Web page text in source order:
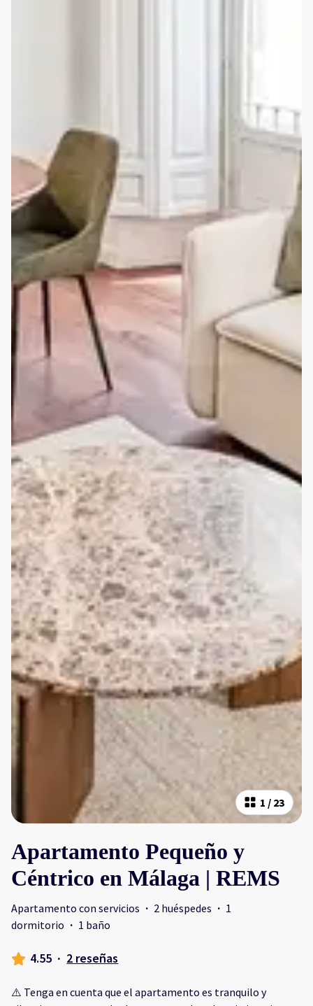
1 / 23
Apartamento Pequeño y
Céntrico en Málaga | REMS
Apartamento con servicios · 2 huéspedes · 1
dormitorio · 1 baño
4.55 · 2 reseñas
⚠️ Tenga en cuenta que el apartamento es tranquilo y